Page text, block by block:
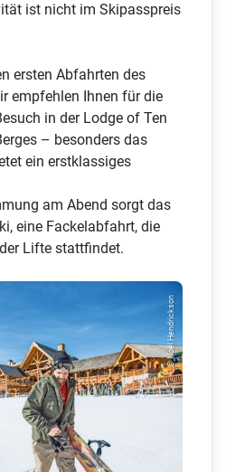
ist nicht im Skipasspreis
ersten Abfahrten des
empfehlen Ihnen für die
in der Lodge of Ten
– besonders das
ein erstklassiges
am Abend sorgt das
eine Fackelabfahrt, die
Lifte stattfindet.
© Noel Hendrickson